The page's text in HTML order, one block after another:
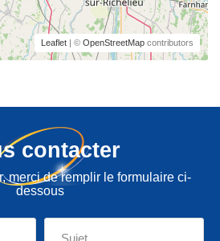
Leaflet | © OpenStreetMap contributors
contacter
merci de remplir le formulaire ci-
dessous